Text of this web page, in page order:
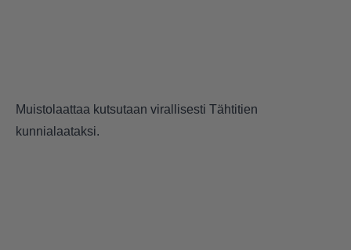
Muistolaattaa kutsutaan virallisesti Tähtitien
kunnialaataksi.